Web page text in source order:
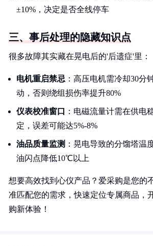
±10%，决定是否全线停车
三、事后处理的隐藏知识点
很多故障其实藏在晃电后的'后遗症'里：
电机重启禁忌 ：高压电机需冷却30分
动，否则绕组损伤率提升80%
仪表校准窗口
：电磁流量计需在供电
定，误差可能达5%-8%
油品质量监测 ：晃电导致的分馏塔温
油闪点降低10℃以上
想要高效找到心仪产品？爱采购是您的
准匹配您的需求，快速定位专属商品，
购新体验！